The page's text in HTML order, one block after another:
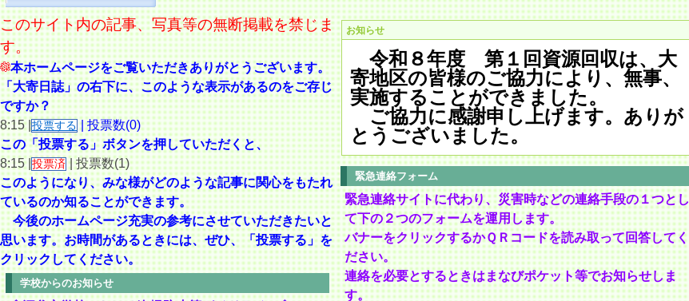
このサイト内の記事、写真等の無断掲載を禁じま
す。
本ホームページをご覧いただきありがとうございます。
「大寄日誌」の右下に、このような表示があるのをご存じ
ですか？
8:15 |投票する | 投票数(0)
この「投票する」ボタンを押していただくと、
8:15 |投票済 | 投票数(1)
このようになり、 みな様がどのような記事に関心をもたれ
ているのか知ることができます。
今後のホームページ充実の参考にさせていただきたいと
思います。お時間があるときには、ぜひ、「投票する」を
クリックしてください。
学校からのお知らせ
お知らせ
令和８年度 第１回資源回収は、大
寄地区の皆様のご協力により、無事、
実施することができました。
ご協力に感謝申し上げます。ありが
とうございました。
緊急連絡フォーム
緊急連絡サイトに代わり、災害時などの連絡手段の１つとし
て下の２つのフォームを運用します。
バナーをクリックするかＱＲコードを読み取って回答してく
ださい。
連絡を必要とするときはまなびポケット等でお知らせしま
す。